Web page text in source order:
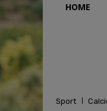
HOME
Sport